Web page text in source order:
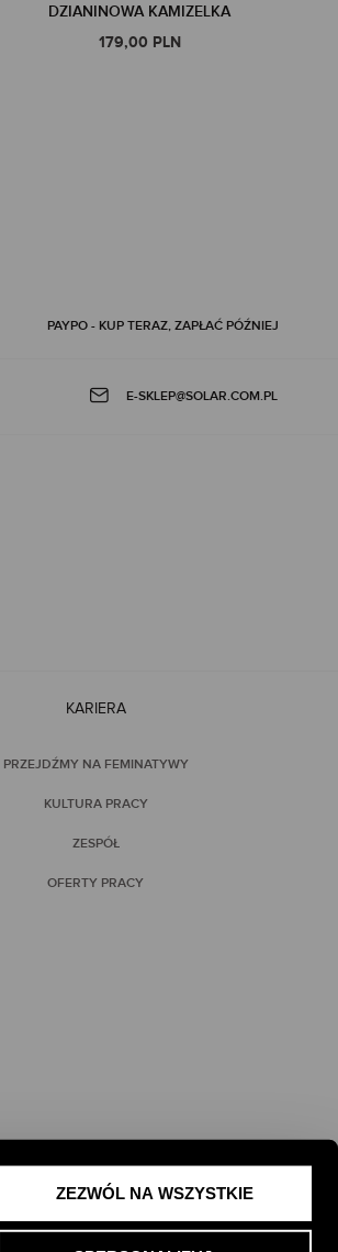
ZEZWÓL NA WSZYSTKIE
DZIANINOWA KAMIZELKA
179,00 PLN
PAYPO - KUP TERAZ, ZAPŁAĆ PÓŹNIEJ
E-SKLEP@SOLAR.COM.PL
KARIERA
PRZEJDŹMY NA FEMINATYWY
KULTURA PRACY
ZESPÓŁ
OFERTY PRACY